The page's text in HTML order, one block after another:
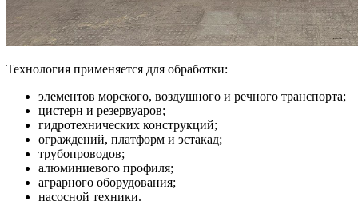
Технология применяется для обработки:
элементов морского, воздушного и речного транспорта;
цистерн и резервуаров;
гидротехнических конструкций;
ограждений, платформ и эстакад;
трубопроводов;
алюминиевого профиля;
аграрного оборудования;
насосной техники.